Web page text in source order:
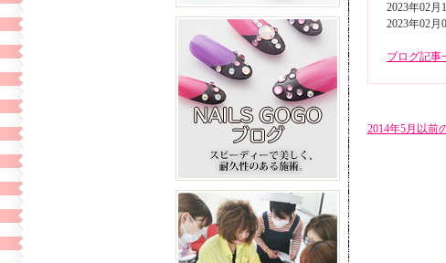
2023年02
2023年02
ブログ記事
2014年5月以前